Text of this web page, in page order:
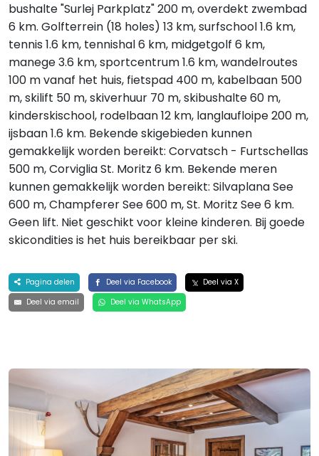
bushalte "Surlej Parkplatz" 200 m, overdekt zwembad
6 km. Golfterrein (18 holes) 13 km, surfschool 1.6 km,
tennis 1.6 km, tennishal 6 km, midgetgolf 6 km,
manege 3.6 km, sportcentrum 1.6 km, wandelroutes
100 m vanaf het huis, fietspad 400 m, kabelbaan 500
m, skilift 50 m, skiverhuur 70 m, skibushalte 60 m,
kinderskischool, rodelbaan 12 km, langlaufloipe 200 m,
ijsbaan 1.6 km. Bekende skigebieden kunnen
gemakkelijk worden bereikt: Corvatsch - Furtschellas
500 m, Corviglia St. Moritz 6 km. Bekende meren
kunnen gemakkelijk worden bereikt: Silvaplana See
600 m, Champferer See 600 m, St. Moritz See 6 km.
Geen lift. Niet geschikt voor kleine kinderen. Bij goede
skicondities is het huis bereikbaar per ski.
Pagina delen Deel via Facebook
Deel via X
Deel via email
Deel via WhatsApp